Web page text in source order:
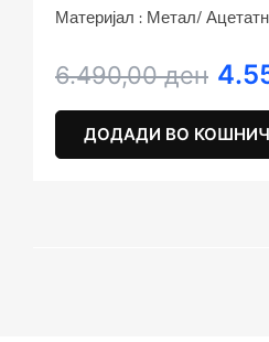
Материјал : Метал/
6.490,00ден
Original
was:
6.490,00 ден.
Current
4.550,00 ден.
ДОДАДИ ВО